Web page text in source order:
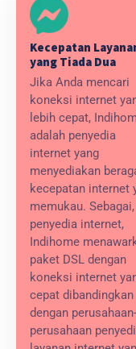
Kecepatan
yang Tiada Dua
Jika Anda mencari
koneksi internet
lebih cepat,
adalah penyedia
internet yang
menyediakan
kecepatan internet
memukau. Sebagai,
penyedia internet,
Indihome
paket DSL dengan
koneksi internet
cepat dibandingkan
dengan perusahaan-
perusahaan